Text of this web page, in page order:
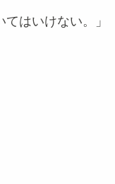
はいけない。」